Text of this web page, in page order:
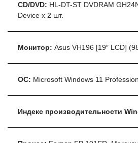
CD/DVD: HL-DT-ST DVDRAM
Device x 2 шт.
Монитор: Asus VH196 [19″ LCD]
ОС: Microsoft Windows 11
Индекс производительности